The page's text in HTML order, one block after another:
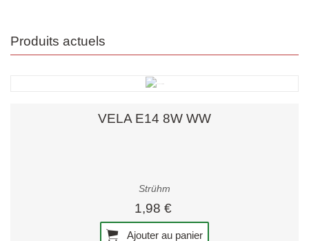
Produits actuels
VELA E14 8W WW
Strühm
1,98 €
Ajouter au panier